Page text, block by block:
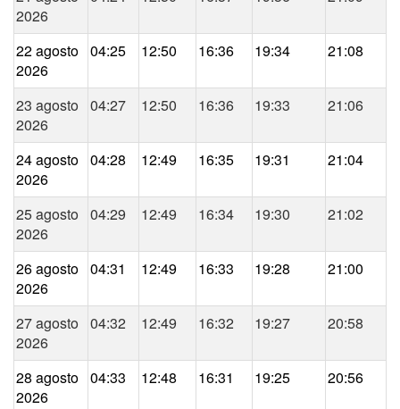
2026
22 agosto
2026
04:25 12:50 16:36 19:34 21:08
23 agosto
2026
04:27 12:50 16:36 19:33 21:06
24 agosto
2026
04:28 12:49 16:35 19:31 21:04
25 agosto
2026
04:29 12:49 16:34 19:30 21:02
26 agosto
2026
04:31 12:49 16:33 19:28 21:00
27 agosto
2026
04:32 12:49 16:32 19:27 20:58
28 agosto
2026
04:33 12:48 16:31 19:25 20:56